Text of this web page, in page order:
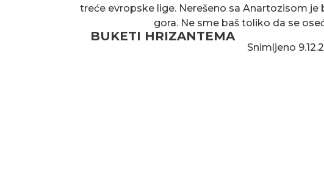
BUKETI HRIZANTEMA
treće evropske lige. Nerešeno sa Anartozisom
gora. Ne sme baš toliko da se
Snimljeno